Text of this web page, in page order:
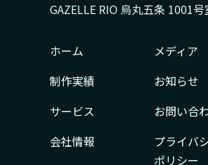
GAZELLE RIO 烏丸五条 1001号
ホーム
制作実績
サービス
会社情報
メディア
お知らせ
お問い合
プライバ
ポリシー